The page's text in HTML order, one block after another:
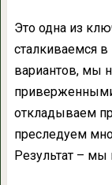
Это одна из
сталкиваемся
вариантов, мы
откладываем
преследуем
Результат – мы